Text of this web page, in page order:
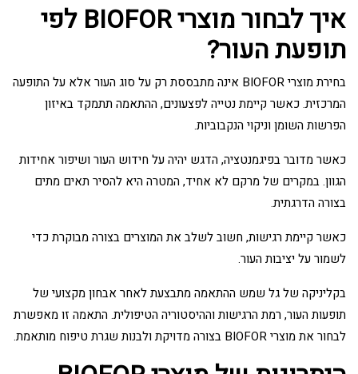
איך לבחור מוצרי BIOFOR לפי
תופעת העור?
בחירת מוצרי BIOFOR אינה מתבססת רק על סוג העור אלא על התופעה
המרכזית. כאשר קיימת נטייה לפצעונים, ההתאמה תתמקד באיזון
הפרשות השומן וניקוי הנקבוביות.
כאשר מדובר בפיגמנטציה, הדגש יהיה על חידוש העור ושיפור אחידות
הגוון. במקרים של מרקם לא אחיד, המטרה היא להסיר תאים מתים
בצורה הדרגתית.
כאשר קיימת רגישות, חשוב לשלב את המוצרים בצורה מבוקרת כדי
לשמור על יציבות העור.
בקליניקה של גל שמש ההתאמה מתבצעת לאחר אבחון מקצועי של
תופעות העור, רמת הרגישות וההיסטוריה הטיפולית. התאמה זו מאפשרת
לבחור את מוצרי BIOFOR בצורה מדויקת ולבנות שגרת טיפוח מותאמת.